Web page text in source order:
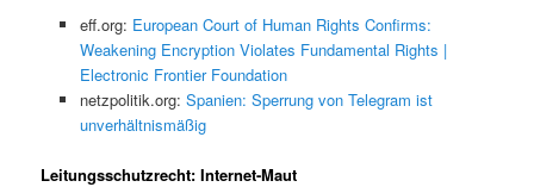
eff.org: European Court of Human Rights Confirms:
Weakening Encryption Violates Fundamental Rights |
Electronic Frontier Foundation
netzpolitik.org: Spanien: Sperrung von Telegram ist
unverhältnismäßig
Leitungsschutzrecht: Internet-Maut